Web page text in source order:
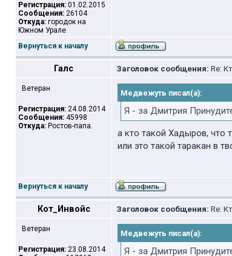
Регистрация: 01.02.2015
Сообщения: 26104
Откуда: городок на
Южном Урале
Вернуться к началу
Галс Заголовок сообщения: Re:
Ветеран
Регистрация: 24.08.2014
Сообщения: 45998
Откуда: Ростов-папа.
Медвежуть писал(а):
Я - за Дмитрия
а кто такой Хадыров, что
или это такой таракан в
Вернуться к началу
Кот_Инвойс Заголовок сообщения: Re:
Ветеран
Регистрация: 23.08.2014
Медвежуть писал(а):
Я - за Дмитрия